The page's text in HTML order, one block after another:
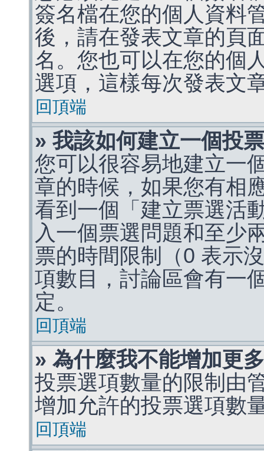
簽名檔在您的個人資料
後，請在發表文章的頁
名。您也可以在您的個
選項，這樣每次發表文
回頂端
» 我該如何建立一個投
您可以很容易地建立一
章的時候，如果您有相
看到一個「建立票選活
入一個票選問題和至少
票的時間限制（0 表示
項數目，討論區會有一
定。
回頂端
» 為什麼我不能增加更
投票選項數量的限制由
增加允許的投票選項數
回頂端